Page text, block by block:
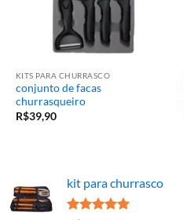
KITS PARA CHURRASCO
conjunto de facas
churrasqueiro
R$39,90
kit para churrasco